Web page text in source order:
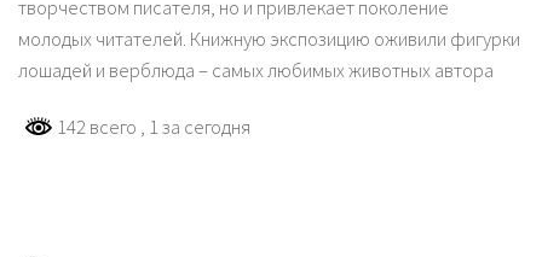
творчеством писателя, но и привлекает поколение
молодых читателей. Книжную экспозицию оживили фигурки
лошадей и верблюда – самых любимых животных автора
142 всего , 1 за сегодня